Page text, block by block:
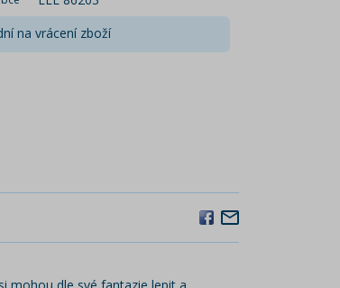
na vrácení zboží